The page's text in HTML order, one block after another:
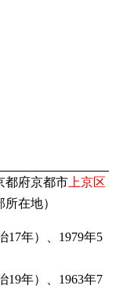
都府京都市 上京区
在地）
17年）、1979年5
19年）、1963年7